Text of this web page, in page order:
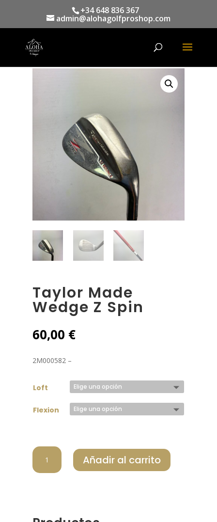
+34 648 836 367
admin@alohagolfproshop.com
productos
Taylor Made
Wedge Z Spin
60,00 €
2M000582 –
Loft
Flexion
TAYLOR
MADE
WEDGE
Añadir al carrito